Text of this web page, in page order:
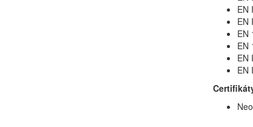
EN
EN
EN
EN
EN
EN